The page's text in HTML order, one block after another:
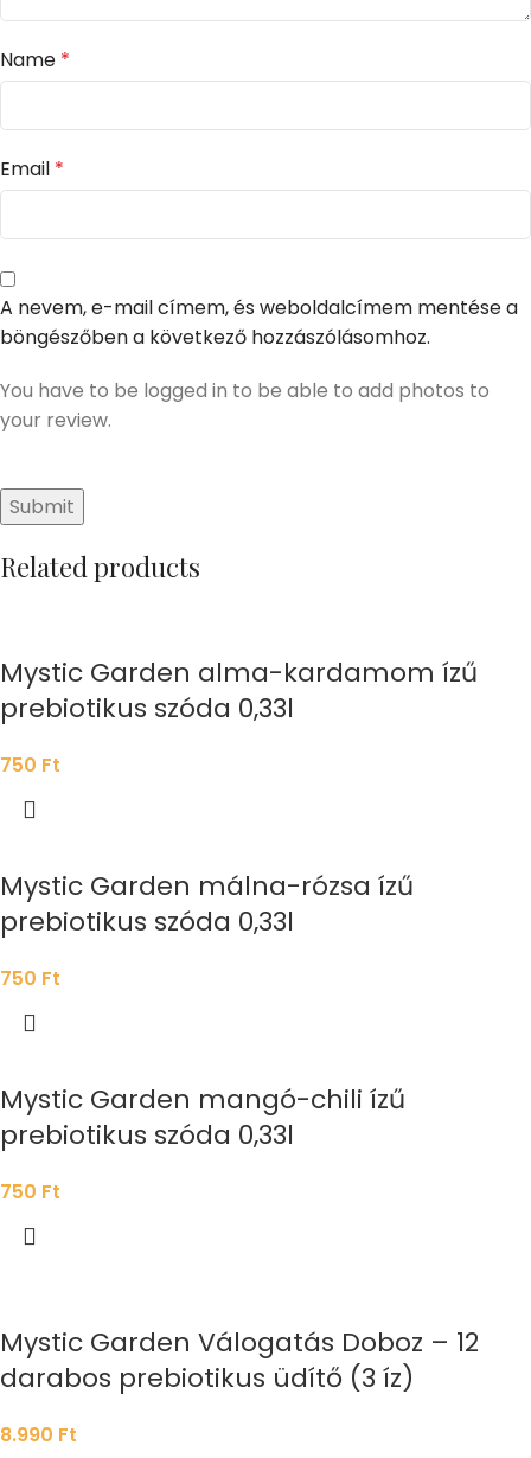
Name *
Email *
A nevem, e-mail címem, és weboldalcímem mentése a
böngészőben a következő hozzászólásomhoz.
You have to be logged in to be able to add photos to
your review.
Related products
Mystic Garden alma-kardamom ízű
prebiotikus szóda 0,33l
750 Ft
Mystic Garden málna-rózsa ízű
prebiotikus szóda 0,33l
750 Ft
Mystic Garden mangó-chili ízű
prebiotikus szóda 0,33l
750 Ft
Mystic Garden Válogatás Doboz – 12
darabos prebiotikus üdítő (3 íz)
8.990 Ft